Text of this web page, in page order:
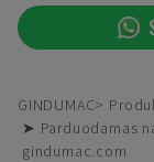
GINDUMAC
➤ Parduodamas
gindumac.com